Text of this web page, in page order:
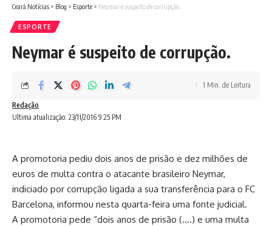
Ceará Notícias > Blog > Esporte > Neymar é suspeito de corrupção.
ESPORTE
Neymar é suspeito de corrupção.
Ultima atualização: 23/11/2016 9:25 PM
Redação
1 Min. de Leitura
A promotoria pediu dois anos de prisão e dez milhões de
euros de multa contra o atacante brasileiro Neymar,
indiciado por corrupção ligada a sua transferência para o FC
Barcelona, informou nesta quarta-feira uma fonte judicial.
A promotoria pede “dois anos de prisão (….) e uma multa